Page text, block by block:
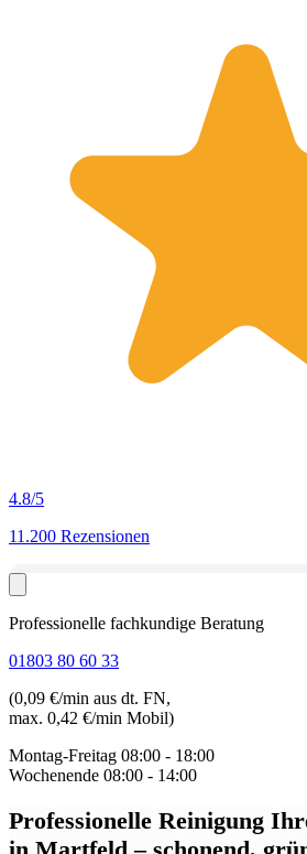
4.8/5
11.200 Rezensionen
Professionelle fachkundige Beratung
01803 80 60 33
(0,09 €/min aus dt. FN,
max. 0,42 €/min Mobil)
Montag-Freitag 08:00 - 18:00
Wochenende 08:00 - 14:00
Professionelle Reinigung